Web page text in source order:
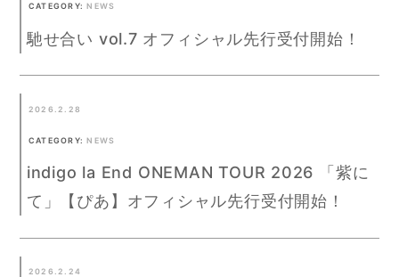
CATEGORY: NEWS
馳せ合い vol.7 オフィシャル先行受付開始！
2026.2.28
CATEGORY: NEWS
indigo la End ONEMAN TOUR 2026 「紫に
て」【ぴあ】オフィシャル先行受付開始！
2026.2.24